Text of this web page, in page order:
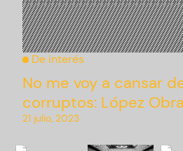
De interés
No me voy a cansar
corruptos: López
21 julio, 2023